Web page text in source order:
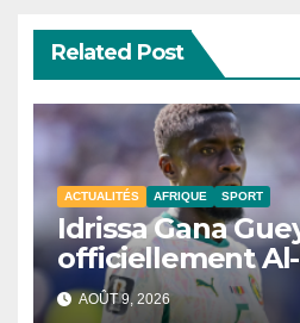
Related Post
ACTUALITÉS AFRIQUE SPORT
Idrissa Gana
officiellement Al-
une saison
AOÛT 9, 2026